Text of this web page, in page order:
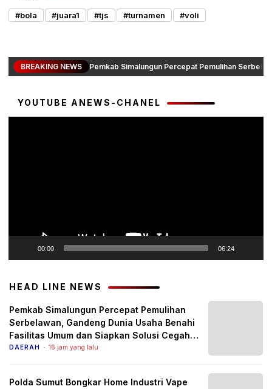
#bola #juara1 #tjs #turnamen #voli
BREAKING NEWS Pemkab Simalungun Percepat Pemulihan
YOUTUBE ANEWS-CHANEL
00:00 06:24
HEAD LINE NEWS
Pemkab Simalungun Percepat Pemulihan
Serbelawan, Gandeng Dunia Usaha Benahi
Fasilitas Umum dan Siapkan Solusi Cegah
Banjir Berulang
DAERAH 16 jam yang lalu
Polda Sumut Bongkar Home Industri Vape